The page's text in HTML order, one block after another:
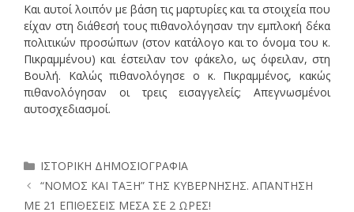
Και αυτοί λοιπόν με βάση τις μαρτυρίες και τα στοιχεία που
είχαν στη διάθεσή τους πιθανολόγησαν την εμπλοκή δέκα
πολιτικών προσώπων (στον κατάλογο και το όνομα του κ.
Πικραμμένου) και έστειλαν τον φάκελο, ως όφειλαν, στη
Βουλή. Καλώς πιθανολόγησε ο κ. Πικραμμένος, κακώς
πιθανολόγησαν οι τρεις εισαγγελείς; Απεγνωσμένοι
αυτοσχεδιασμοί.
Κατηγορίες
ΙΣΤΟΡΙΚΗ ΔΗΜΟΣΙΟΓΡΑΦΙΑ
“ΝΟΜΟΣ ΚΑΙ ΤΑΞΗ” ΤΗΣ ΚΥΒΕΡΝΗΣΗΣ. ΑΠΑΝΤΗΣΗ
ΜΕ 21 ΕΠΙΘΕΣΕΙΣ ΜΕΣΑ ΣΕ 2 ΩΡΕΣ!